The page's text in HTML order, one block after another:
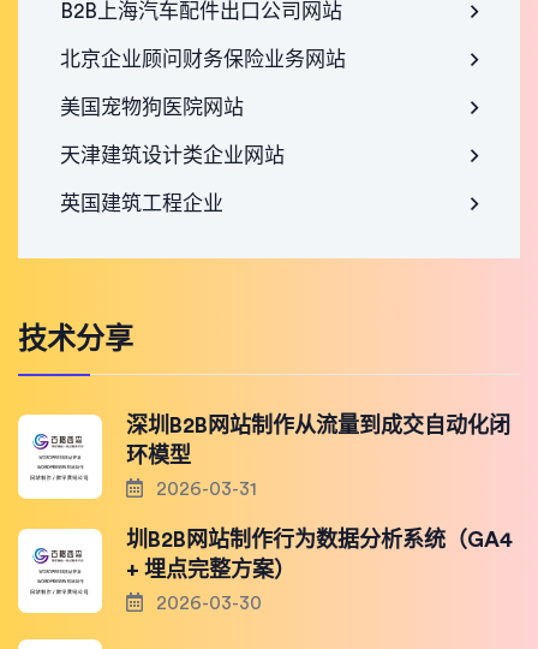
B2B上海汽车配件出口公司网站
北京企业顾问财务保险业务网站
美国宠物狗医院网站
天津建筑设计类企业网站
英国建筑工程企业
技术分享
深圳B2B网站制作从流量到成交自动化闭
环模型
2026-03-31
圳B2B网站制作行为数据分析系统（GA4
+ 埋点完整方案）
2026-03-30